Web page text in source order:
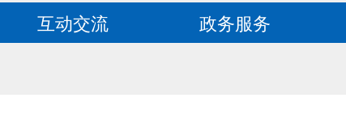
互动交流 政务服务